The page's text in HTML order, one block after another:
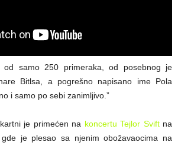
od samo 250 primeraka, od posebnog je
Bitlsa, a pogrešno napisano ime Pola
i samo po sebi zanimljivo.”
je primećen na koncertu Tejlor Sviftna
je plesao sa njenim obožavaocima na